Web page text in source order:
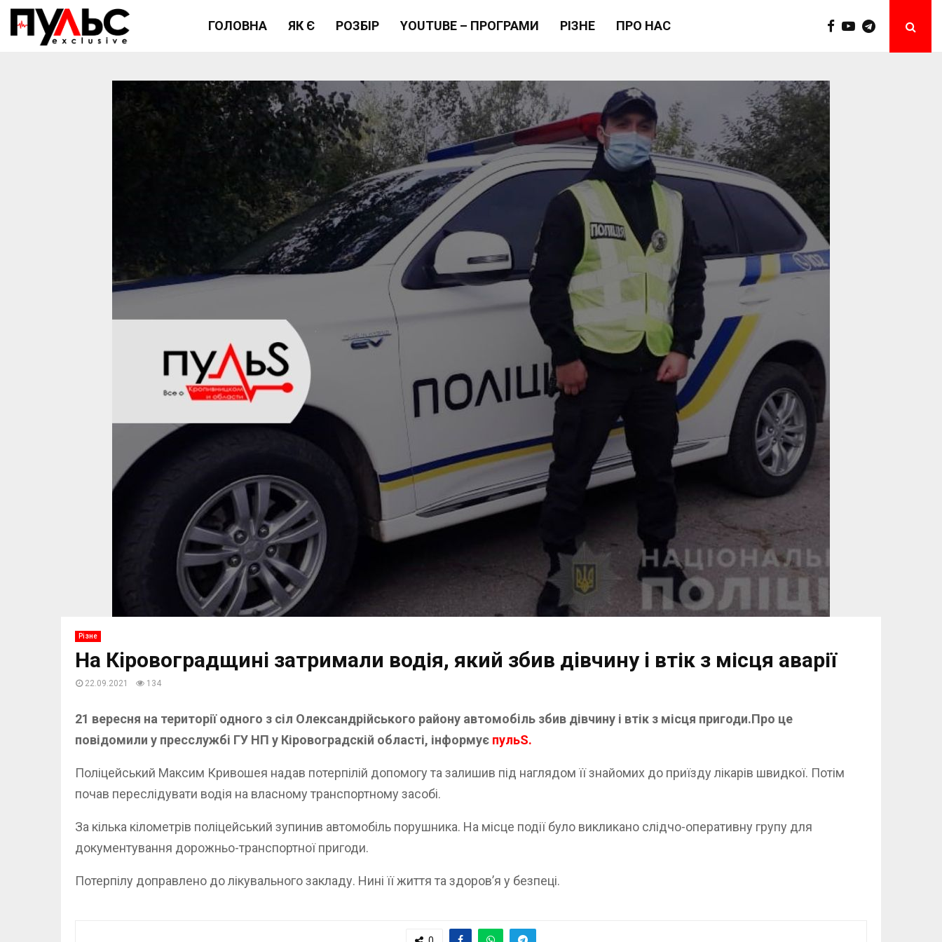
ГОЛОВНА ЯК Є РОЗБІР YOUTUBE – ПРОГРАМИ РІЗНЕ ПРО НАС
Різне
На Кiровоградщинi затримали водія, який збив дiвчину i втік з місця аварії
22.09.2021 134
21 вересня на території одного з сіл Олександрійського району автомобіль збив дівчину і втік з місця пригоди.Про це
повідомили у пресслужбі ГУ НП у Кіровоградскій області, інформує пульS.
Поліцейський Максим Кривошея надав потерпілій допомогу та залишив під наглядом її знайомих до приїзду лікарів швидкої. Потім
почав переслідувати водія на власному транспортному засобі.
За кілька кілометрів поліцейський зупинив автомобіль порушника. На місце події було викликано слідчо-оперативну групу для
документування дорожньо-транспортної пригоди.
Потерпілу доправлено до лікувального закладу. Нині її життя та здоровʼя у безпеці.